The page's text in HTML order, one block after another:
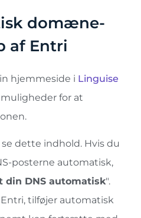
domæne-
af Entri
hjemmeside i Linguise
for at
dette indhold. Hvis du
posterne automatisk,
din DNS automatisk".
tilføjer automatisk